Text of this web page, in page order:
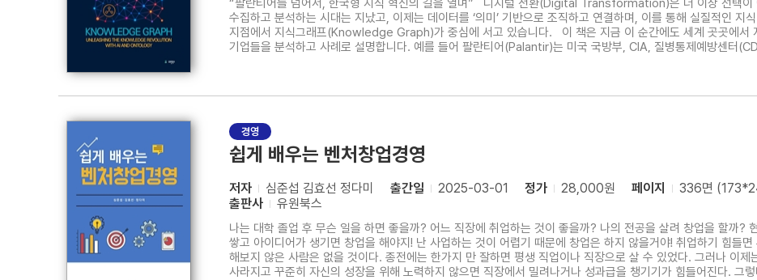
“팔란티어를 넘어서, 한국형 지식 혁신의 길을 열며” 디지털 전환(Digital Transformation)은 더 이상 선택이 아닌 생존의 문제입니다. 방대한 데이터를 단순히
수집하고 분석하는 시대는 지났고, 이제는 데이터를 ‘의미’ 기반으로 조직하고 연결하며, 이를 통해 실질적인 지
지점에서 지식그래프(Knowledge Graph)가 중심에 서고 있습니다. 이 책은 지금 이 순간에도 세계 곳곳에서 지식그래프를 활용한 전략적 도약을 이뤄내고 있는
기업들을 분석하고 사례로 설명합니다. 예를 들어 팔란티어(Palantir)는 미국 국방부, CIA, 질병통제예방센터
경영
쉽게 배우는 벤처창업경영
저자 심준섭 김효선 정다미 출간일 2025-03-01 정가 28,000원 페이지 336면
출판사
유원북스
나는 대학 졸업 후 무슨 일을 하면 좋을까? 어느 직장에 취업하는 것이 좋을까? 나의 전공을 살려 창업을 할까?
쌓고 아이디어가 생기면 창업을 해야지! 난 사업하는 것이 어렵기 때문에 창업은 하지 않을거야! 취업하기 힘들
해보지 않은 사람은 없을 것이다. 종전에는 한가지 만 잘하면 평생 직업이나 직장으로 살 수 있었다. 그러나 이제는 기술의 변화가 너무 빨라지면서 평생 직장의 개념이
사라지고 꾸준히 자신의 성장을 위해 노력하지 않으면 직장에서 밀려나거나 성과급을 챙기기가 힘들어진다. 그